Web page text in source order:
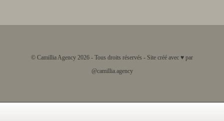
© Camillia Agency 2026 - Tous droits réservés - Site créé avec ♥ par
@camillia.agency